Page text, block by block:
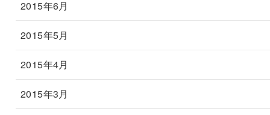
2015年6月
2015年5月
2015年4月
2015年3月